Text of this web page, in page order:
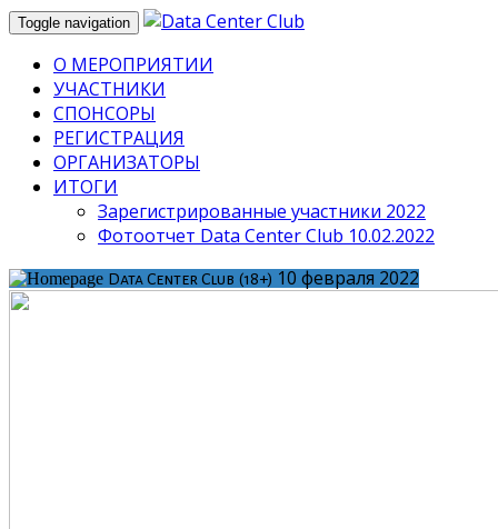
Toggle navigation
О МЕРОПРИЯТИИ
УЧАСТНИКИ
СПОНСОРЫ
РЕГИСТРАЦИЯ
ОРГАНИЗАТОРЫ
ИТОГИ
Зарегистрированные участники 2022
Фотоотчет Data Center Club 10.02.2022
Data Center Club (18+) 10 февраля 2022